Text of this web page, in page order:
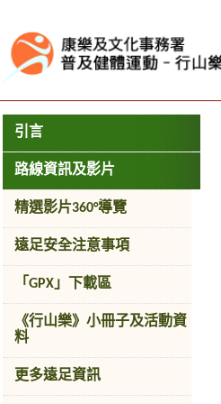
按“Tab”進入菜單
引言
路線資訊及影片
精選影片360°導覽
遠足安全注意事項
「GPX」下載區
《行山樂》小冊子及活動資
料
更多遠足資訊